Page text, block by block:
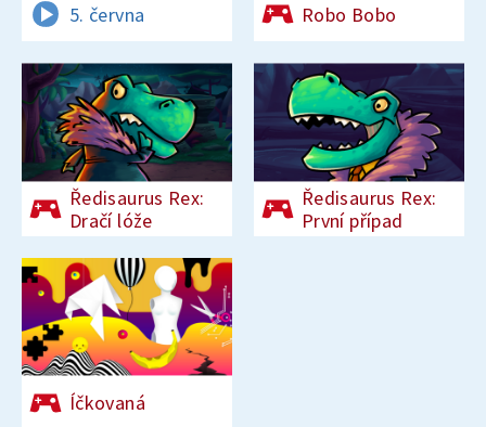
5. června Robo Bobo
Ředisaurus Rex:
Dračí lóže
Ředisaurus Rex:
První případ
Íčkovaná